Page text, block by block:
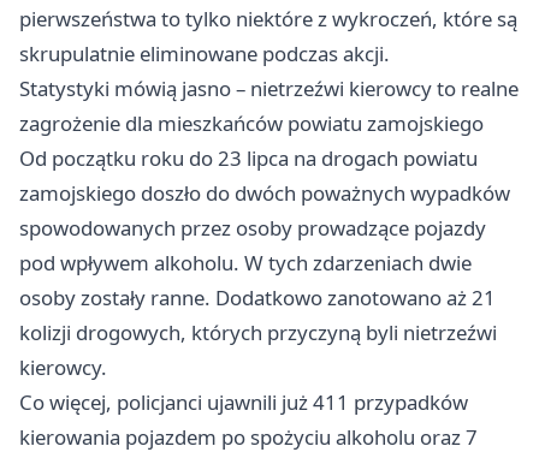
pierwszeństwa to tylko niektóre z wykroczeń, które są
skrupulatnie eliminowane podczas akcji.
Statystyki mówią jasno – nietrzeźwi kierowcy to realne
zagrożenie dla mieszkańców powiatu zamojskiego
Od początku roku do 23 lipca na drogach powiatu
zamojskiego doszło do dwóch poważnych wypadków
spowodowanych przez osoby prowadzące pojazdy
pod wpływem alkoholu. W tych zdarzeniach dwie
osoby zostały ranne. Dodatkowo zanotowano aż 21
kolizji drogowych, których przyczyną byli nietrzeźwi
kierowcy.
Co więcej, policjanci ujawnili już 411 przypadków
kierowania pojazdem po spożyciu alkoholu oraz 7